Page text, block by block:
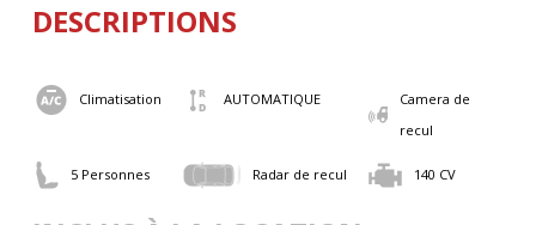
DESCRIPTIONS
Climatisation AUTOMATIQUE
Camera de
recul
5 Personnes Radar de recul 140 CV